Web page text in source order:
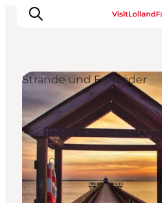
Natur und Outdoor
Familienurlaub
Kultur
Gastronomie
Urlaubsplaner
Strände und Freibäder